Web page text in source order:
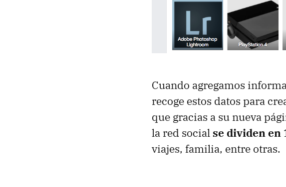
Cuando agregamos
recoge estos datos para
que gracias a su nueva
la red socialse dividen en
viajes, familia, entre otras.